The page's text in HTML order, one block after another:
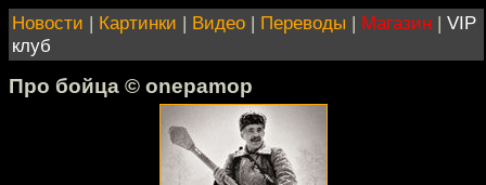
Новости | Картинки | Видео | Переводы | Магазин | VIP
клуб
Про бойца © onepamop